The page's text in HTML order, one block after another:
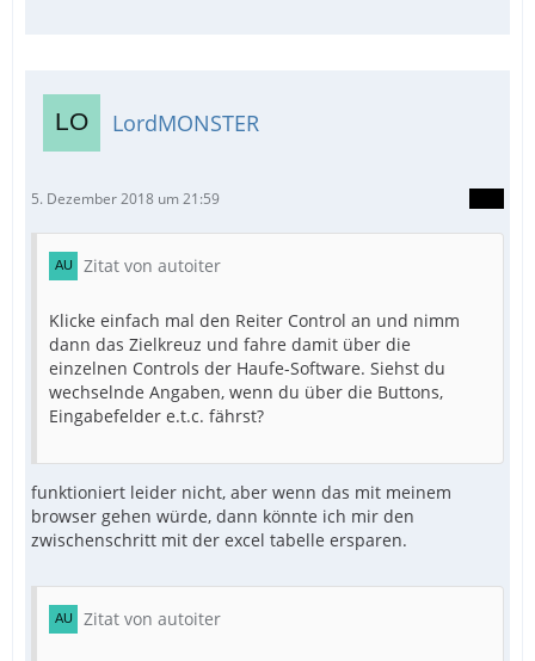
LordMONSTER
5. Dezember 2018 um 21:59
Zitat von autoiter
Klicke einfach mal den Reiter Control an und nimm
dann das Zielkreuz und fahre damit über die
einzelnen Controls der Haufe-Software. Siehst du
wechselnde Angaben, wenn du über die Buttons,
Eingabefelder e.t.c. fährst?
funktioniert leider nicht, aber wenn das mit meinem
browser gehen würde, dann könnte ich mir den
zwischenschritt mit der excel tabelle ersparen.
Zitat von autoiter